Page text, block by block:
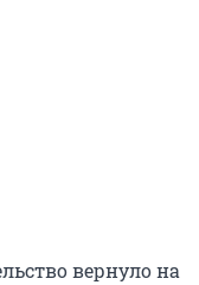
вернуло на